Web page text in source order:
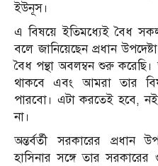
ইউনূস।
এ বিষয়ে ইতিমধ্যেই বৈধ
বলে জানিয়েছেন প্রধান
বৈধ পন্থা অবলম্বন শুরু
থাকবে এবং আমরা তার
পারবো। এটা করতেই হবে,
না।
অন্তর্বর্তী সরকারের প্রধান
হাসিনার সঙ্গে তার সরকারের